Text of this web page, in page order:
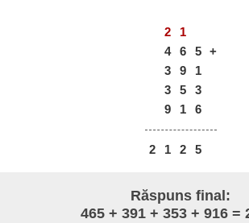
2
1
4
6 5
+
3
9
1
3
5
3
9
1 6
2 1 2 5
Răspuns final:
465 + 391 + 353 + 916 =